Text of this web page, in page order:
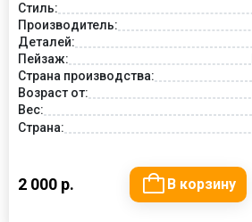
Стиль:
Производитель:
Деталей:
Пейзаж:
Страна производства:
Возраст от:
Вес:
Страна:
2 000 р. В корзину